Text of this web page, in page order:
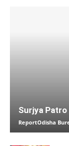
Surjya
ReportOdisha